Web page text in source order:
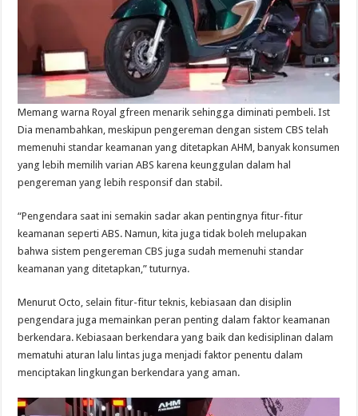
Memang warna Royal gfreen menarik sehingga diminati pembeli. Ist
Dia menambahkan, meskipun pengereman dengan sistem CBS telah
memenuhi standar keamanan yang ditetapkan AHM, banyak konsumen
yang lebih memilih varian ABS karena keunggulan dalam hal
pengereman yang lebih responsif dan stabil.
“Pengendara saat ini semakin sadar akan pentingnya fitur-fitur
keamanan seperti ABS. Namun, kita juga tidak boleh melupakan
bahwa sistem pengereman CBS juga sudah memenuhi standar
keamanan yang ditetapkan,” tuturnya.
Menurut Octo, selain fitur-fitur teknis, kebiasaan dan disiplin
pengendara juga memainkan peran penting dalam faktor keamanan
berkendara. Kebiasaan berkendara yang baik dan kedisiplinan dalam
mematuhi aturan lalu lintas juga menjadi faktor penentu dalam
menciptakan lingkungan berkendara yang aman.